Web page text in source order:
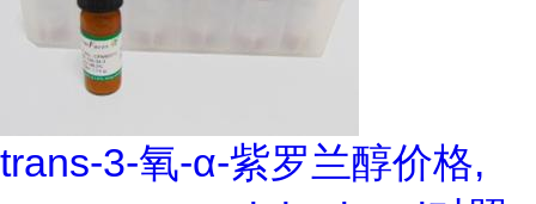
trans-3-氧-α-紫罗兰醇价格,